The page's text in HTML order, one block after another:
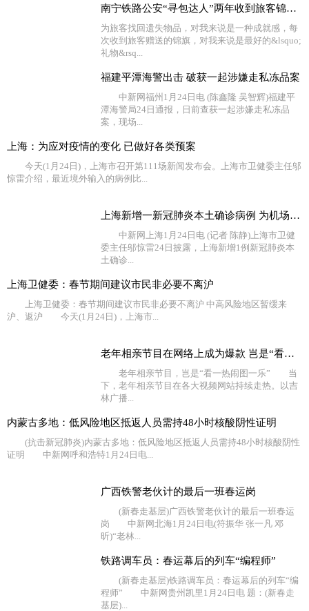
南宁铁路公安“寻包达人”两年收到旅客锦旗116面
为旅客找回遗失物品，对我来说是一种成就感，每
次收到旅客赠送的锦旗，对我来说是最好的&lsquo;
礼物&rsq...
福建平潭海警出击 破获一起涉嫌走私冻品案
中新网福州1月24日电 (陈鑫隆 吴智辉)福建平
潭海警局24日通报，日前查获一起涉嫌走私冻品
案，现场...
上海：为应对疫情的变化 已做好各类预案
今天(1月24日)，上海市召开第111场新闻发布会。上海市卫健委主任邬
惊雷介绍，最近境外输入的病例比...
上海新增一新冠肺炎本土确诊病例 为机场工作人员
中新网上海1月24日电 (记者 陈静)上海市卫健
委主任邬惊雷24日披露，上海新增1例新冠肺炎本
土确诊...
上海卫健委：春节期间建议市民非必要不离沪
上海卫健委：春节期间建议市民非必要不离沪 中高风险地区暂缓来
沪、返沪 今天(1月24日)，上海市...
老年相亲节目在网络上成为爆款 岂是“看一热闹图一乐”
老年相亲节目，岂是“看一热闹图一乐” 当
下，老年相亲节目在各大视频网站持续走热。以吉
林广播...
内蒙古多地：低风险地区抵返人员需持48小时核酸阴性证明
(抗击新冠肺炎)内蒙古多地：低风险地区抵返人员需持48小时核酸阴性
证明 中新网呼和浩特1月24日电...
广西铁警老伙计的最后一班春运岗
(新春走基层)广西铁警老伙计的最后一班春运
岗 中新网北海1月24日电(符振华 张一凡 邓
昕)“老林...
铁路调车员：春运幕后的列车“编程师”
(新春走基层)铁路调车员：春运幕后的列车“编
程师” 中新网贵州凯里1月24日电 题：(新春走
基层)...